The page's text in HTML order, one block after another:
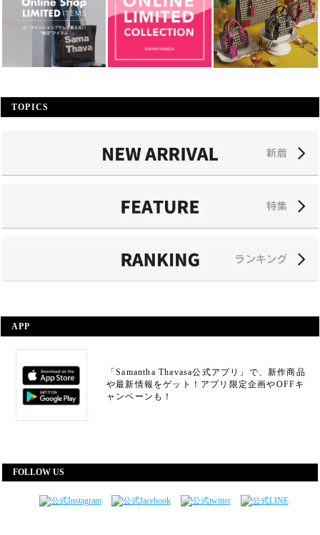
TOPICS
APP
「Samantha Thavasa公式アプリ」で、新作商品
や最新情報をゲット！アプリ限定企画やOFFキ
ャンペーンも！
FOLLOW US